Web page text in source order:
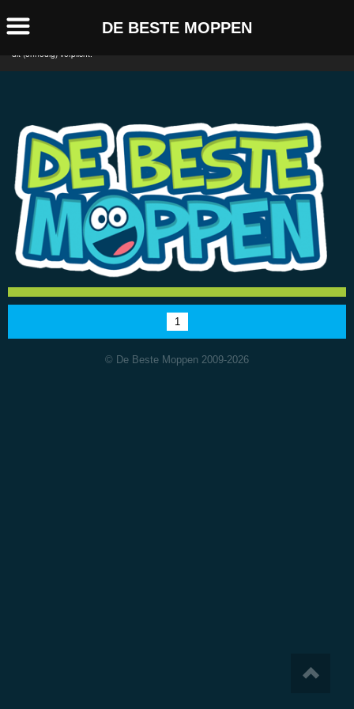
Deze website maakt gebruik van Cookies. Deze cookies
worden gebruikt om de website te analyseren en te
dit (onnodig) verplicht.
1
© De Beste Moppen 2009-2026
DE BESTE MOPPEN